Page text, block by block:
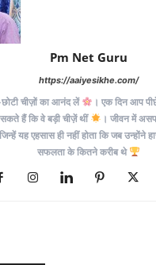
Pm Net Guru
https://aaiyesikhe.com/
छोटी चीज़ों का आनंद लें
। एक दिन आप
हैं कि वे बड़ी चीज़ें थीं
। जीवन में
यह एहसास ही नहीं होता कि जब उन्होंने
सफलता के कितने करीब थे